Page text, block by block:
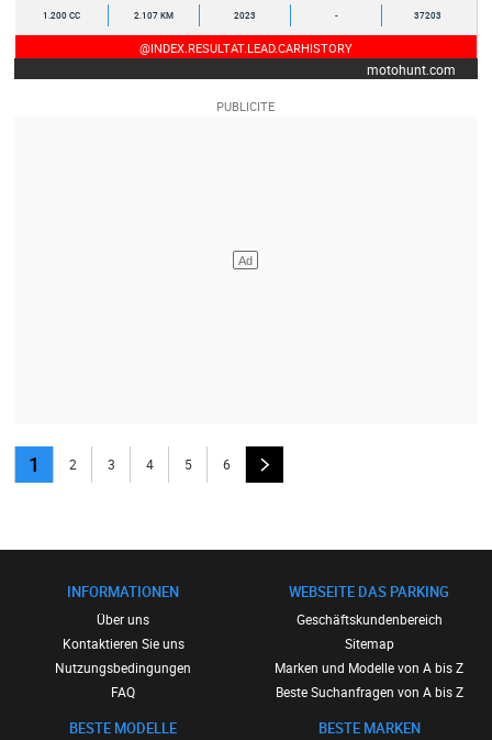
1.200 CC 2.107 KM 2023 - 37203
@INDEX.RESULTAT.LEAD.CARHISTORY
motohunt.com
1 2 3 4 5 6
INFORMATIONEN
Über uns
Kontaktieren Sie uns
Nutzungsbedingungen
FAQ
BESTE MODELLE
WEBSEITE DAS PARKING
Geschäftskundenbereich
Sitemap
Marken und Modelle von A bis Z
Beste Suchanfragen von A bis Z
BESTE MARKEN